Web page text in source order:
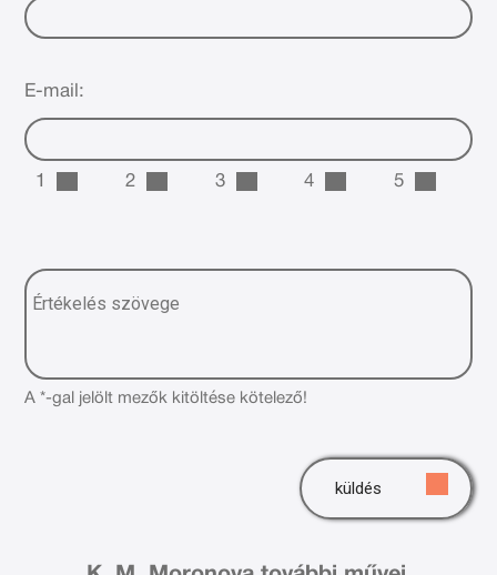
E-mail:
1 2 3 4 5
A *-gal jelölt mezők kitöltése kötelező!
küldés